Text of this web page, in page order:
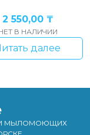
2 550,00 ₸
В НАЛИЧИИ
далее
И МЫЛОМОЮЩИХ